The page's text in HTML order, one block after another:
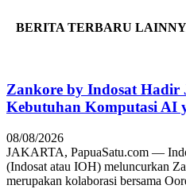
BERITA TERBARU
Zankore by Indosat Hadir
Kebutuhan Komputasi AI
08/08/2026
JAKARTA, PapuaSatu.com —
(Indosat atau IOH) meluncurkan
merupakan kolaborasi bersama